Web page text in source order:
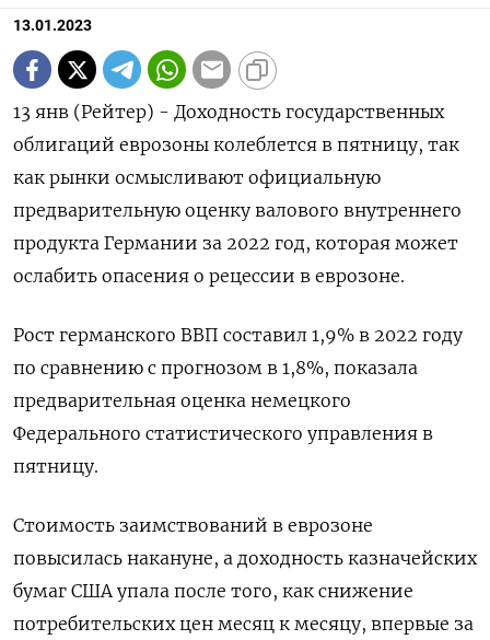
13.01.2023
13 янв (Рейтер) - Доходность государственных
облигаций еврозоны колеблется в пятницу, так
как рынки осмысливают официальную
предварительную оценку валового внутреннего
продукта Германии за 2022 год, которая может
ослабить опасения о рецессии в еврозоне.
Рост германского ВВП составил 1,9% в 2022 году
по сравнению с прогнозом в 1,8%, показала
предварительная оценка немецкого
Федерального статистического управления в
пятницу.
Стоимость заимствований в еврозоне
повысилась накануне, а доходность казначейских
бумаг США упала после того, как снижение
потребительских цен месяц к месяцу, впервые за